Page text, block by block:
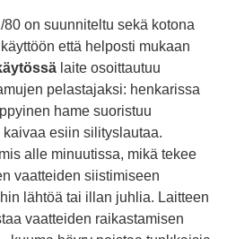
on suunniteltu sekä kotona
että helposti mukaan
laite osoittautuu
pelastajaksi: henkarissa
hame suoristuu
esiin silityslautaa.
alle minuutissa, mikä tekee
vaatteiden siistimiseen
lähtöä tai illan juhlia. Laitteen
vaatteiden raikastamisen